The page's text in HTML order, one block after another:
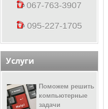
067-763-3907
095-227-1705
Услуги
Поможем решить
компьютерные
задачи